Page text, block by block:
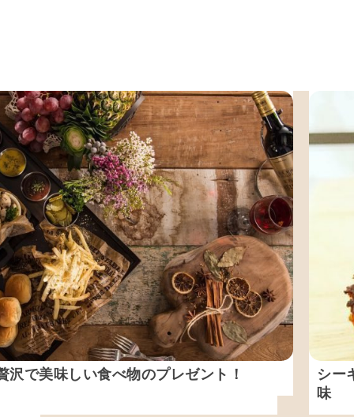
沢で美味しい食べ物のプレゼント！
シー
味